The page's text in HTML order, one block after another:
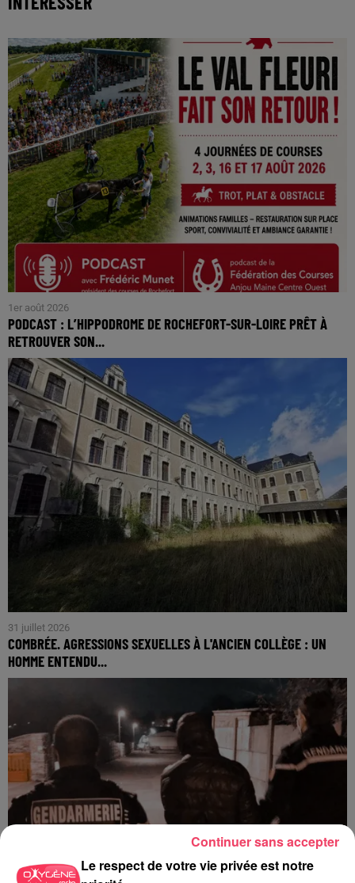
1er août 2026
PODCAST : L’HIPPODROME DE ROCHEFORT-SUR-LOIRE PRÊT À
RETROUVER SON...
31 juillet 2026
COMBRÉE. AGRESSIONS SEXUELLES À L'ANCIEN COLLÈGE : UN
HOMME ENTENDU...
Le respect de votre vie privée est notre
Continuer sans accepter